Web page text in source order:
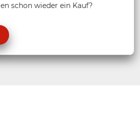
schon wieder ein Kauf?